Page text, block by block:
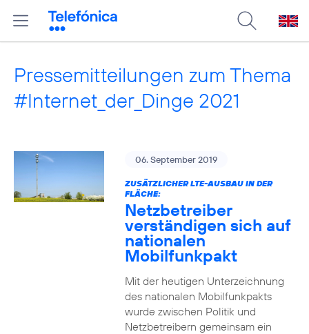
Pressemitteilungen zum Thema
#Internet_der_Dinge 2021
06. September 2019
ZUSÄTZLICHER LTE-AUSBAU IN DER
FLÄCHE:
Netzbetreiber
verständigen sich auf
nationalen
Mobilfunkpakt
Mit der heutigen Unterzeichnung
des nationalen Mobilfunkpakts
wurde zwischen Politik und
Netzbetreibern gemeinsam ein